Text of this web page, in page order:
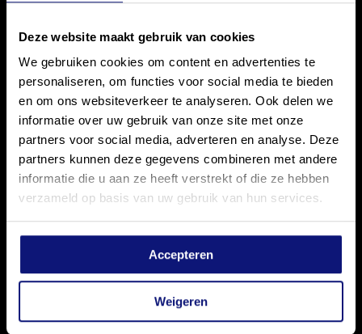
Deze website maakt gebruik van cookies
We gebruiken cookies om content en advertenties te
personaliseren, om functies voor social media te bieden
en om ons websiteverkeer te analyseren. Ook delen we
informatie over uw gebruik van onze site met onze
partners voor social media, adverteren en analyse. Deze
partners kunnen deze gegevens combineren met andere
informatie die u aan ze heeft verstrekt of die ze hebben
verzameld op basis van uw gebruik van hun services.
Accepteren
Weigeren
Algemene voorwaarden:
Boek je tickets voor 31 oktober 2025 om kans te
maken op de meet & greet.
De meet & greet is met minimaal twee artiesten, we
kunnen geen garanties geven met wie je de meet &
greet hebt.
een meet & greet voor twee personen.
De winnaars worden op maandag 3 november
benaderd.